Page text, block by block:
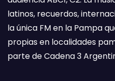
latinos, recuerdos,
la única FM en la Pampa
propias en localidades
parte de Cadena 3